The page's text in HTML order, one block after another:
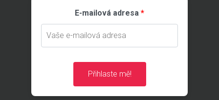
E-mailová adresa
Přihlaste mě!